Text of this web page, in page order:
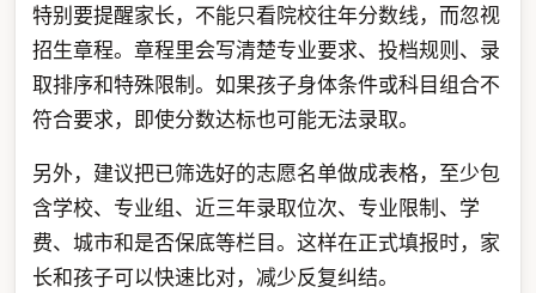
特别要提醒家长，不能只看院校往年分数线，而忽视
招生章程。章程里会写清楚专业要求、投档规则、录
取排序和特殊限制。如果孩子身体条件或科目组合不
符合要求，即使分数达标也可能无法录取。
另外，建议把已筛选好的志愿名单做成表格，至少包
含学校、专业组、近三年录取位次、专业限制、学
费、城市和是否保底等栏目。这样在正式填报时，家
长和孩子可以快速比对，减少反复纠结。